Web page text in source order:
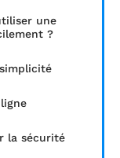
une
?
la sécurité